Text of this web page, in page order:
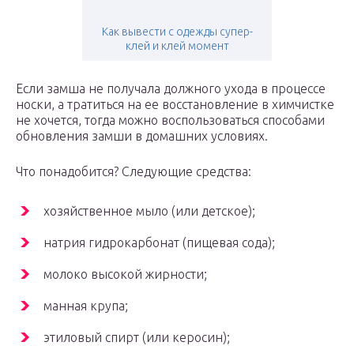
Как вывести с одежды супер-
клей и клей момент
Если замша не получала должного ухода в процессе
носки, а тратиться на ее восстановление в химчистке
не хочется, тогда можно воспользоваться способами
обновления замши в домашних условиях.
Что понадобится? Следующие средства:
хозяйственное мыло (или детское);
натрия гидрокарбонат (пищевая сода);
молоко высокой жирности;
манная крупа;
этиловый спирт (или керосин);